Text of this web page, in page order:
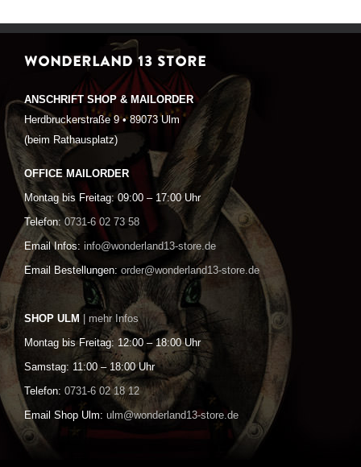
WONDERLAND 13 STORE
ANSCHRIFT SHOP & MAILORDER
Herdbruckerstraße 9 • 89073 Ulm
(beim Rathausplatz)
OFFICE MAILORDER
Montag bis Freitag: 09:00 – 17:00 Uhr
Telefon: 0731-6 02 73 58
Email Infos: info@wonderland13-store.de
Email Bestellungen: order@wonderland13-store.de
SHOP ULM | mehr Infos
Montag bis Freitag: 12:00 – 18:00 Uhr
Samstag: 11:00 – 18:00 Uhr
Telefon: 0731-6 02 18 12
Email Shop Ulm: ulm@wonderland13-store.de